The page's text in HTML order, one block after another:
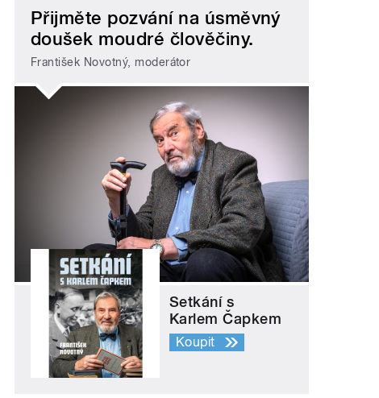
Přijměte pozvání na úsměvný
doušek moudré člověčiny.
František Novotný, moderátor
Setkání s
Karlem Čapkem
Koupit